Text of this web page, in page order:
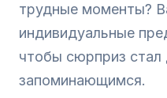
трудные моменты?
индивидуальные
чтобы сюрприз стал
запоминающимся.